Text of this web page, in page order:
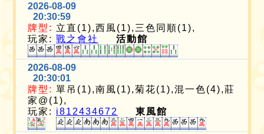
2026-08-09
20:30:59
牌型: 立直(1),西風(1),三色同順(1),
玩家:戰之會社 活動館
2026-08-09
20:30:01
牌型: 單吊(1),南風(1),菊花(1),混一色(4),莊
家@(1),
玩家: i812434672 東風館